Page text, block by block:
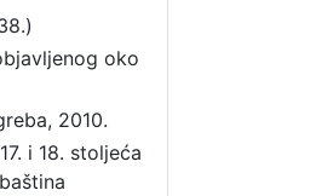
oko
2010.
i 18. stoljeća